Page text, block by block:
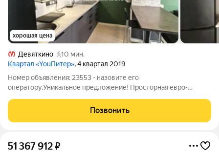
хорошая цена
Девяткино
10 мин.
Квартал «YouПитер», 4 квартал 2019
Номер объявления: 23553 - назовите его
оператору.Уникальное предложение! Просторная евро-
солнечная квартира с шикарным остеклённым балконом 8,5м2
на Юго-Западную сторону! Кухня -гостиная 18,5м
Позвонить
51 367 912₽